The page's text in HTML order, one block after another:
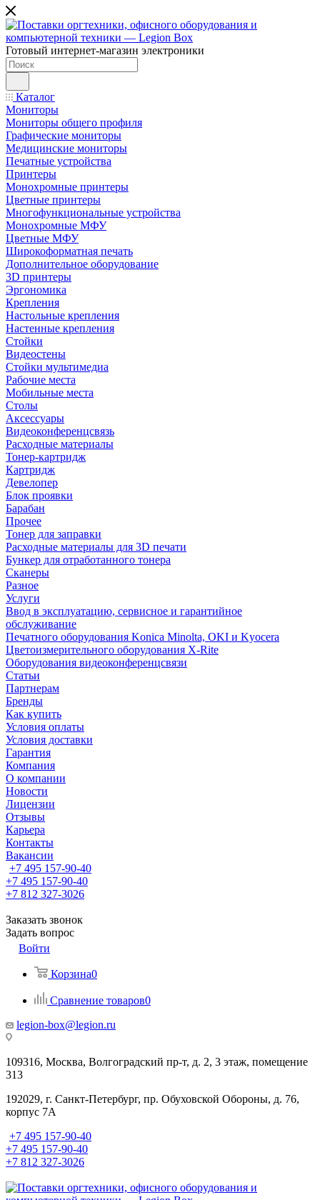
Готовый интернет-магазин электроники
Каталог
Мониторы
Мониторы общего профиля
Графические мониторы
Медицинские мониторы
Печатные устройства
Принтеры
Моноxромныe принтеры
Цвeтныe принтеры
Многофункциональные устройства
Монохромные МФУ
Цветные МФУ
Широкоформатная печать
Дополнительное оборудование
3D принтеры
Эргономика
Крепления
Настольные крепления
Настенные крепления
Стойки
Видеостены
Стойки мультимедиа
Рабочие места
Мобильные места
Столы
Аксессуары
Видеоконференцсвязь
Расходные материалы
Тонер-картридж
Картридж
Девелопер
Блок проявки
Барабан
Прочее
Тонер для заправки
Расходные материалы для 3D печати
Бункер для отработанного тонера
Сканеры
Разное
Услуги
Ввод в эксплуатацию, сервисное и гарантийное
обслуживание
Печатного оборудования Konica Minolta, OKI и Kyocera
Цветоизмерительного оборудования X-Rite
Оборудования видеоконференцсвязи
Статьи
Партнерам
Бренды
Как купить
Условия оплаты
Условия доставки
Гарантия
Компания
О компании
Новости
Лицензии
Отзывы
Карьера
Контакты
Вакансии
+7 495 157-90-40
+7 495 157-90-40
+7 812 327-3026
Заказать звонок
Задать вопрос
Войти
Корзина0
Сравнение товаров0
legion-box@legion.ru
109316, Москва, Волгоградский пр-т, д. 2, 3 этаж, помещение
313
192029, г. Санкт-Петербург, пр. Обуховской Обороны, д. 76,
корпус 7А
+7 495 157-90-40
+7 495 157-90-40
+7 812 327-3026